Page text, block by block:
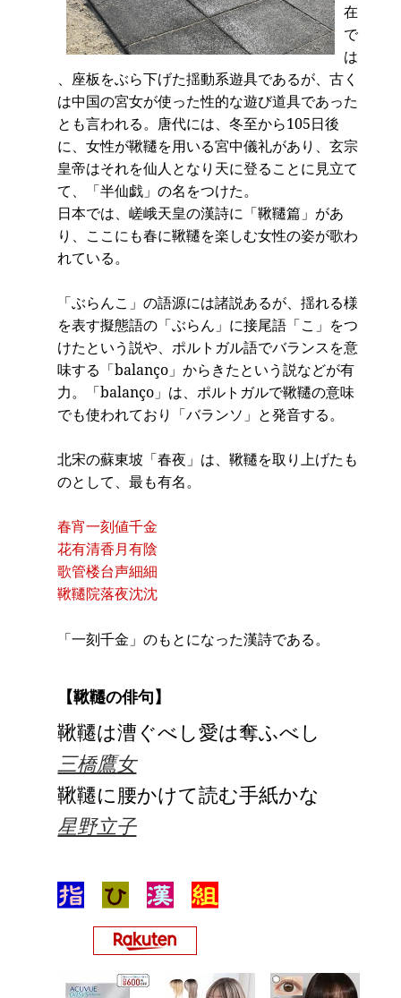
在
で
は
、座板をぶら下げた揺動系遊具であるが、古く
は中国の宮女が使った性的な遊び道具であった
とも言われる。唐代には、冬至から105日後
に、女性が鞦韆を用いる宮中儀礼があり、玄宗
皇帝はそれを仙人となり天に登ることに見立て
て、「半仙戯」の名をつけた。
日本では、嵯峨天皇の漢詩に「鞦韆篇」があ
り、ここにも春に鞦韆を楽しむ女性の姿が歌わ
れている。
「ぶらんこ」の語源には諸説あるが、揺れる様
を表す擬態語の「ぶらん」に接尾語「こ」をつ
けたという説や、ポルトガル語でバランスを意
味する「balanço」からきたという説などが有
力。「balanço」は、ポルトガルで鞦韆の意味
でも使われており「バランソ」と発音する。
北宋の蘇東坡「春夜」は、鞦韆を取り上げたも
のとして、最も有名。
春宵一刻値千金
花有清香月有陰
歌管楼台声細細
鞦韆院落夜沈沈
「一刻千金」のもとになった漢詩である。
【鞦韆の俳句】
鞦韆は漕ぐべし愛は奪ふべし
三橋鷹女
鞦韆に腰かけて読む手紙かな
星野立子